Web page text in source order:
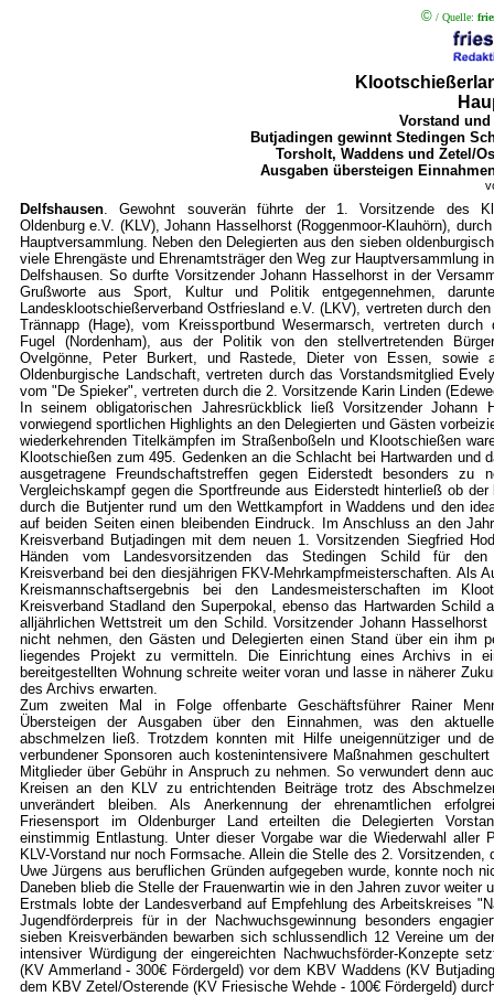
©/ Quelle:
Vorstand
Butjadingen gewinnt Stedingen
Torsholt, Waddens und Zetel/
Ausgaben übersteigen
Delfshausen. Gewohnt souverän führte der 1. Vorsitzende des
Oldenburg e.V. (KLV), Johann Hasselhorst (Roggenmoor-Klauhörn),
Hauptversammlung. Neben den Delegierten aus den sieben
viele Ehrengäste und Ehrenamtsträger den Weg zur Hauptversammlung
Delfshausen. So durfte Vorsitzender Johann Hasselhorst in der
Grußworte aus Sport, Kultur und Politik entgegennehmen,
Landesklootschießerverband Ostfriesland e.V. (LKV), vertreten durch
Trännapp (Hage), vom Kreissportbund Wesermarsch, vertreten durch
Fugel (Nordenham), aus der Politik von den stellvertretenden
Ovelgönne, Peter Burkert, und Rastede, Dieter von Essen, sowie
Oldenburgische Landschaft, vertreten durch das Vorstandsmitglied
vom "De Spieker", vertreten durch die 2. Vorsitzende Karin Linden
In seinem obligatorischen Jahresrückblick ließ Vorsitzender Johann
vorwiegend sportlichen Highlights an den Delegierten und Gästen
wiederkehrenden Titelkämpfen im Straßenboßeln und Klootschießen
Klootschießen zum 495. Gedenken an die Schlacht bei Hartwarden und
ausgetragene Freundschaftstreffen gegen Eiderstedt besonders zu
Vergleichskampf gegen die Sportfreunde aus Eiderstedt hinterließ ob der
durch die Butjenter rund um den Wettkampfort in Waddens und den
auf beiden Seiten einen bleibenden Eindruck. Im Anschluss an den
Kreisverband Butjadingen mit dem neuen 1. Vorsitzenden Siegfried
Händen vom Landesvorsitzenden das Stedingen Schild für den
Kreisverband bei den diesjährigen FKV-Mehrkampfmeisterschaften. Als
Kreismannschaftsergebnis bei den Landesmeisterschaften im
Kreisverband Stadland den Superpokal, ebenso das Hartwarden Schild
alljährlichen Wettstreit um den Schild. Vorsitzender Johann
nicht nehmen, den Gästen und Delegierten einen Stand über ein ihm
liegendes Projekt zu vermitteln. Die Einrichtung eines Archivs in
bereitgestellten Wohnung schreite weiter voran und lasse in näherer
des Archivs erwarten.
Zum zweiten Mal in Folge offenbarte Geschäftsführer Rainer
Übersteigen der Ausgaben über den Einnahmen, was den
abschmelzen ließ. Trotzdem konnten mit Hilfe uneigennütziger und
verbundener Sponsoren auch kostenintensivere Maßnahmen
Mitglieder über Gebühr in Anspruch zu nehmen. So verwundert denn
Kreisen an den KLV zu entrichtenden Beiträge trotz des
unverändert bleiben. Als Anerkennung der ehrenamtlichen
Friesensport im Oldenburger Land erteilten die Delegierten
einstimmig Entlastung. Unter dieser Vorgabe war die Wiederwahl aller
KLV-Vorstand nur noch Formsache. Allein die Stelle des 2. Vorsitzenden,
Uwe Jürgens aus beruflichen Gründen aufgegeben wurde, konnte noch
Daneben blieb die Stelle der Frauenwartin wie in den Jahren zuvor weiter
Erstmals lobte der Landesverband auf Empfehlung des Arbeitskreises
Jugendförderpreis für in der Nachwuchsgewinnung besonders
sieben Kreisverbänden bewarben sich schlussendlich 12 Vereine um
intensiver Würdigung der eingereichten Nachwuchsförder-Konzepte
(KV Ammerland - 300€ Fördergeld) vor dem KBV Waddens (KV
dem KBV Zetel/Osterende (KV Friesische Wehde - 100€ Fördergeld)